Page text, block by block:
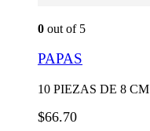
0 out of 5
PAPAS
10 PIEZAS DE 8 CM
$66.70